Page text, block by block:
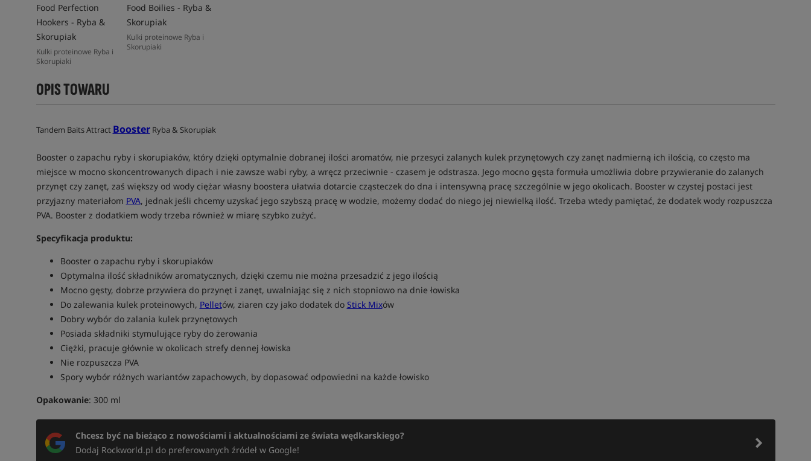
Food Perfection
Hookers - Ryba &
Skorupiak
Kulki proteinowe Ryba i
Skorupiaki
Food Boilies - Ryba &
Skorupiak
Kulki proteinowe Ryba i
Skorupiaki
OPIS TOWARU
Tandem Baits Attract BoosterRyba & Skorupiak
Booster o zapachu ryby i skorupiaków, który dzięki optymalnie dobranej ilości aromatów, nie przesyci zalanych kulek przynętowych czy zanęt nadmierną ich ilością, co często ma
miejsce w mocno skoncentrowanych dipach i nie zawsze wabi ryby, a wręcz przeciwnie - czasem je odstrasza. Jego mocno gęsta formuła umożliwia dobre przywieranie do zalanych
przynęt czy zanęt, zaś większy od wody ciężar własny boostera ułatwia dotarcie cząsteczek do dna i intensywną pracę szczególnie w jego okolicach. Booster w czystej postaci jest
przyjazny materiałom PVA, jednak jeśli chcemy uzyskać jego szybszą pracę w wodzie, możemy dodać do niego jej niewielką ilość. Trzeba wtedy pamiętać, że dodatek wody rozpuszcza
PVA. Booster z dodatkiem wody trzeba również w miarę szybko zużyć.
Specyfikacja produktu:
Booster o zapachu ryby i skorupiaków
Optymalna ilość składników aromatycznych, dzięki czemu nie można przesadzić z jego ilością
Mocno gęsty, dobrze przywiera do przynęt i zanęt, uwalniając się z nich stopniowo na dnie łowiska
Do zalewania kulek proteinowych, Pelletów, ziaren czy jako dodatek do Stick Mixów
Dobry wybór do zalania kulek przynętowych
Posiada składniki stymulujące ryby do żerowania
Ciężki, pracuje głównie w okolicach strefy dennej łowiska
Nie rozpuszcza PVA
Spory wybór różnych wariantów zapachowych, by dopasować odpowiedni na każde łowisko
Opakowanie: 300 ml
Chcesz być na bieżąco z nowościami i aktualnościami ze świata wędkarskiego?
Dodaj Rockworld.pl do preferowanych źródeł w Google!